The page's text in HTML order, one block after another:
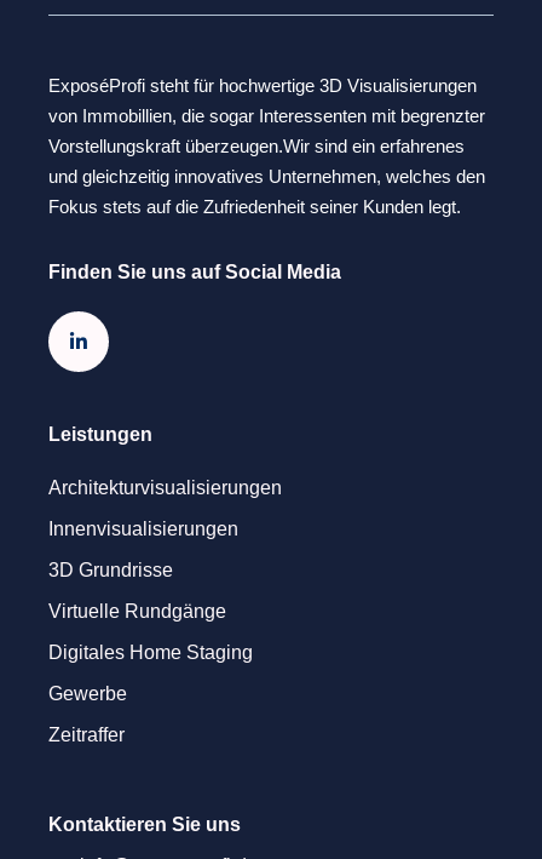
ExposéProfi steht für hochwertige 3D Visualisierungen
von Immobillien, die sogar Interessenten mit begrenzter
Vorstellungskraft überzeugen.Wir sind ein erfahrenes
und gleichzeitig innovatives Unternehmen, welches den
Fokus stets auf die Zufriedenheit seiner Kunden legt.
Finden Sie uns auf Social Media

Leistungen
Architekturvisualisierungen
Innenvisualisierungen
3D Grundrisse
Virtuelle Rundgänge
Digitales Home Staging
Gewerbe
Zeitraffer
Kontaktieren Sie uns